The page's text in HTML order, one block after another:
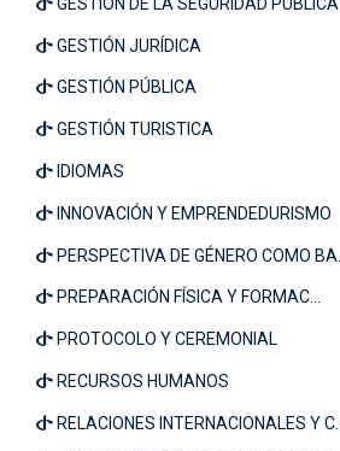
GESTIÓN JURÍDICA
GESTIÓN PÚBLICA
GESTIÓN TURISTICA
IDIOMAS
INNOVACIÓN Y EMPRENDEDURISMO
PERSPECTIVA DE GÉNERO COMO BA...
PREPARACIÓN FÍSICA Y FORMAC...
PROTOCOLO Y CEREMONIAL
RECURSOS HUMANOS
RELACIONES INTERNACIONALES Y C...